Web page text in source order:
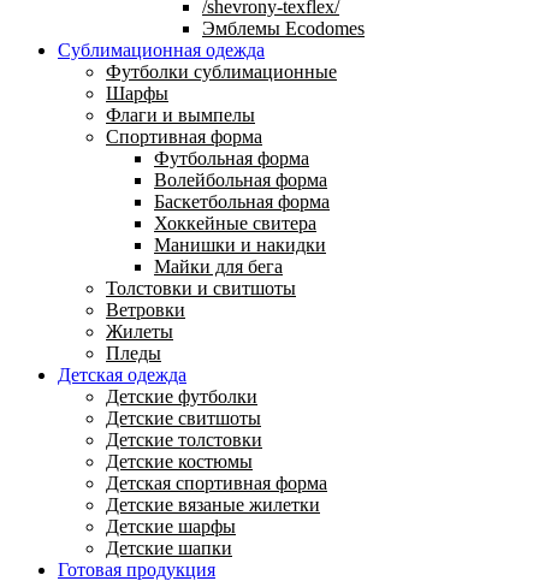
/shevrony-texflex/
Эмблемы Ecodomes
Сублимационная одежда
Футболки сублимационные
Шарфы
Флаги и вымпелы
Спортивная форма
Футбольная форма
Волейбольная форма
Баскетбольная форма
Хоккейные свитера
Манишки и накидки
Майки для бега
Толстовки и свитшоты
Ветровки
Жилеты
Пледы
Детская одежда
Детские футболки
Детские свитшоты
Детские толстовки
Детские костюмы
Детская спортивная форма
Детские вязаные жилетки
Детские шарфы
Детские шапки
Готовая продукция